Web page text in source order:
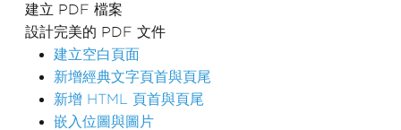
建立 PDF 檔案
設計完美的 PDF 文件
建立空白頁面
新增經典文字頁首與頁尾
新增 HTML 頁首與頁尾
嵌入位圖與圖片